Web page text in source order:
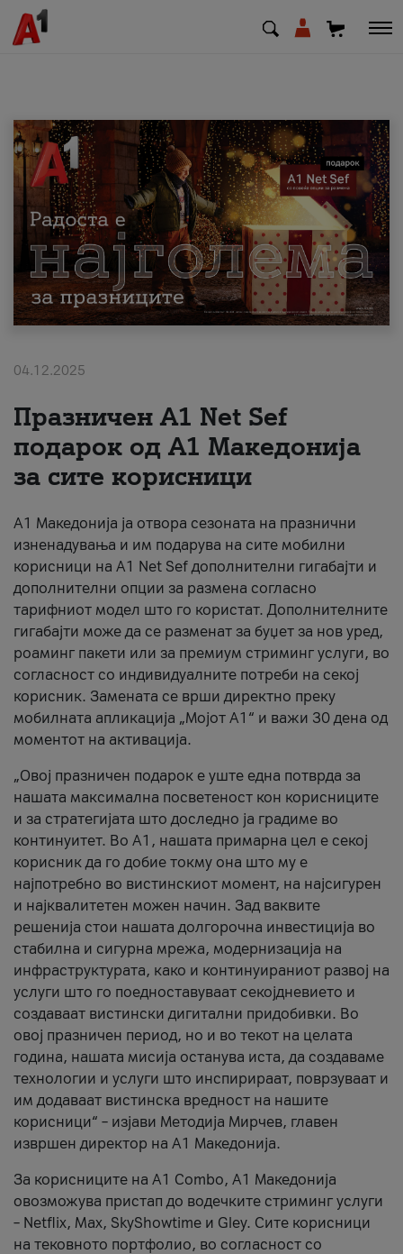
МК EN SQ
Приватни Деловни
Поддршка
Надополни кредит
За нас
#ПодобарОнлајн
04.12.2025
Празничен A1 Net Sеf
подарок од А1 Македонија
за сите корисници
А1 Македонија ја отвора сезоната на празнични
изненадувања и им подарува на сите мобилни
корисници на A1 Net Sef дополнителни гигабајти и
дополнителни опции за размена согласно
тарифниот модел што го користат. Дополнителните
гигабајти може да се разменат за буџет за нов уред,
роаминг пакети или за премиум стриминг услуги, во
согласност со индивидуалните потреби на секој
корисник. Замената се врши директно преку
мобилната апликација „Мојот А1“ и важи 30 дена од
моментот на активација.
„Овој празничен подарок е уште една потврда за
нашата максимална посветеност кон корисниците
и за стратегијата што доследно ја градиме во
континуитет. Во А1, нашата примарна цел е секој
корисник да го добие токму она што му е
најпотребно во вистинскиот момент, на најсигурен
и најквалитетен можен начин. Зад ваквите
решенија стои нашата долгорочна инвестиција во
стабилна и сигурна мрежа, модернизација на
инфраструктурата, како и континуираниот развој на
услуги што го поедноставуваат секојдневието и
создаваат вистински дигитални придобивки. Во
овој празничен период, но и во текот на целата
година, нашата мисија останува иста, да создаваме
технологии и услуги што инспирираат, поврзуваат и
им додаваат вистинска вредност на нашите
корисници“ – изјави Методија Мирчев, главен
извршен директор на А1 Македонија.
За корисниците на A1 Combo, А1 Македонија
овозможува пристап до водечките стриминг услуги
– Netflix, Max, SkyShowtime и Gley. Сите корисници
на тековното портфолио, во согласност со